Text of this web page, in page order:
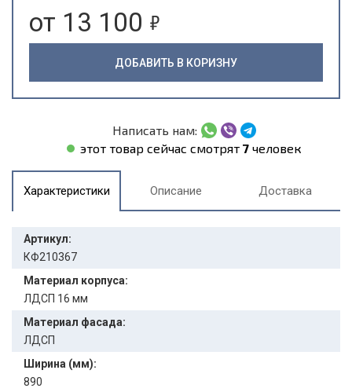
от 13 100 5
ДОБАВИТЬ В КОРИЗНУ
Написать нам:
этот товар сейчас смотрят 7человек
Характеристики Описание Доставка
Артикул:
КФ210367
Материал корпуса:
ЛДСП 16 мм
Материал фасада:
ЛДСП
Ширина (мм):
890